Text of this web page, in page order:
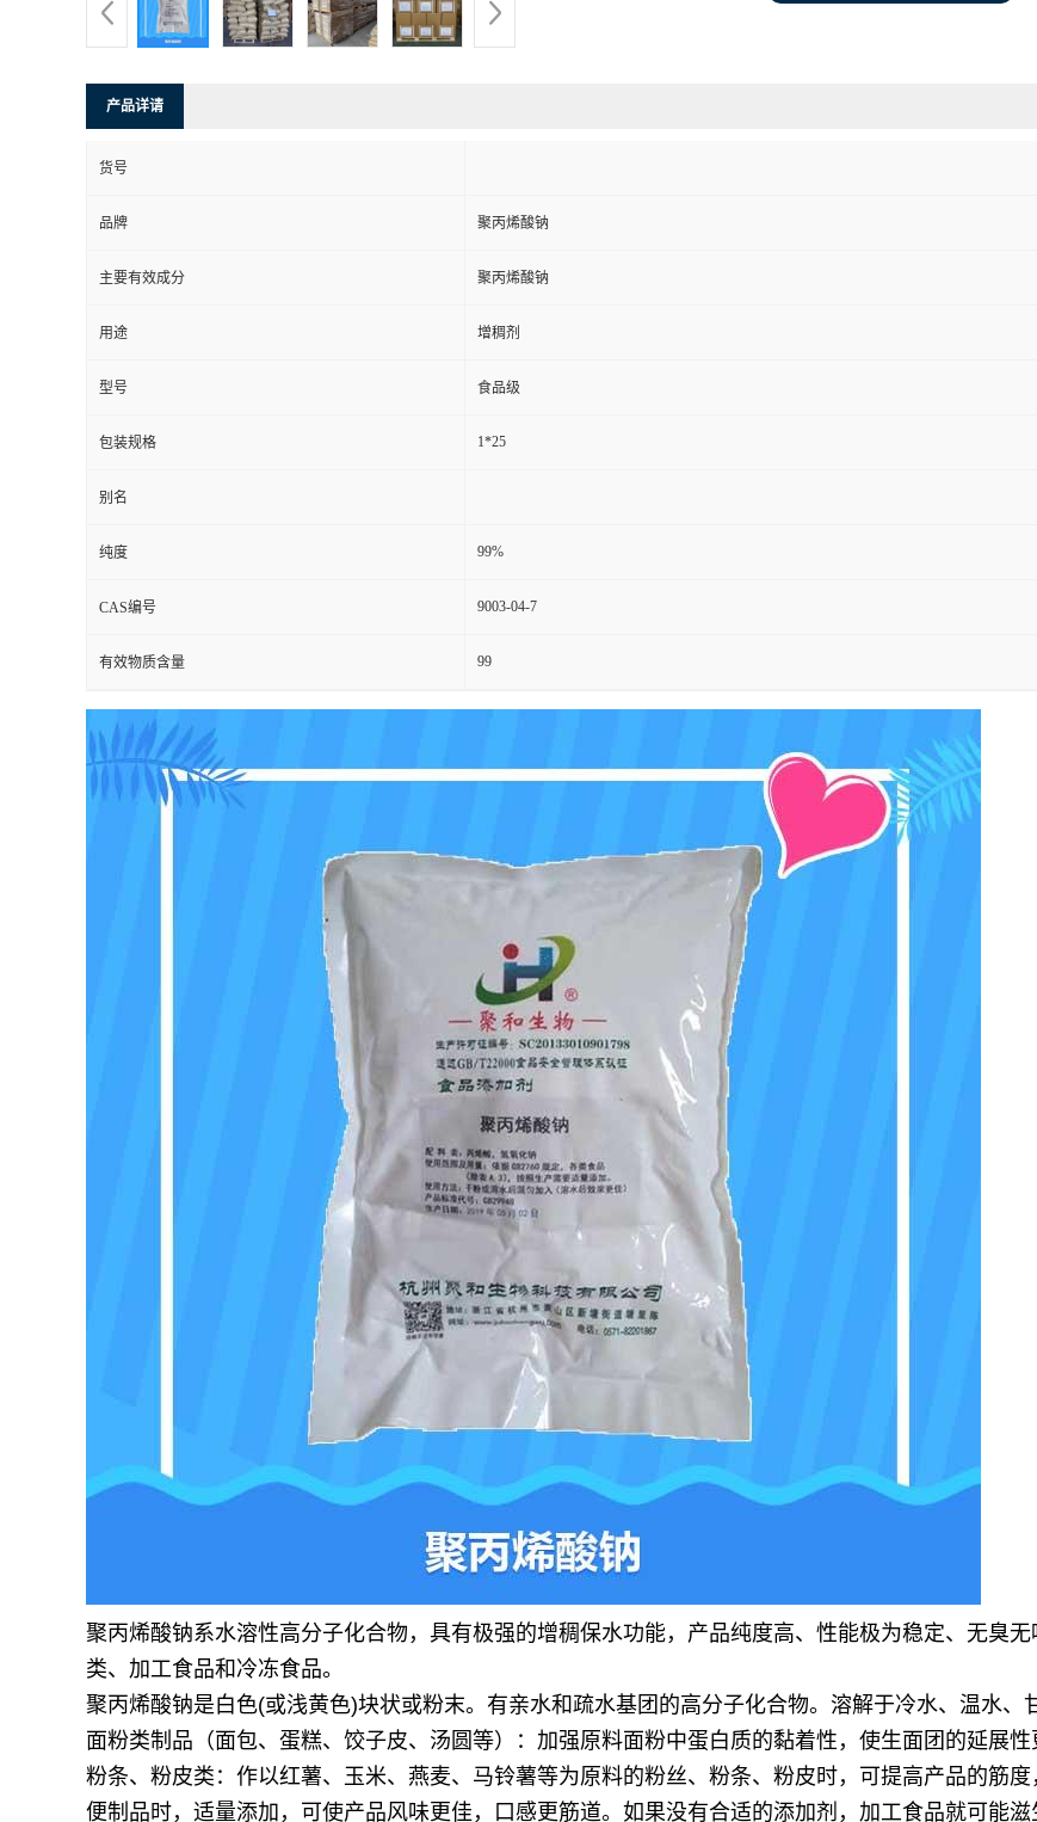
产品详请
货号
品牌 聚丙烯酸钠
主要有效成分 聚丙烯酸钠
用途 增稠剂
型号 食品级
包装规格 1*25
别名
纯度 99%
CAS编号 9003-04-7
有效物质含量 99
聚丙烯酸钠系水溶性高分子化合物，具有极强的增稠保水功能，产品纯度高、性能极为稳定、无臭
类、加工食品和冷冻食品。
聚丙烯酸钠是白色(或浅黄色)块状或粉末。有亲水和疏水基团的高分子化合物。溶解于冷水、温水、
面粉类制品（面包、蛋糕、饺子皮、汤圆等）：加强原料面粉中蛋白质的黏着性，使生面团的延展
粉条、粉皮类：作以红薯、玉米、燕麦、马铃薯等为原料的粉丝、粉条、粉皮时，可提高产品的筋
便制品时，适量添加，可使产品风味更佳，口感更筋道。如果没有合适的添加剂，加工食品就可能